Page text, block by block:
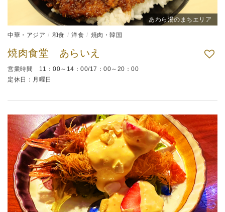
あわら湯のまちエリア
中華・アジア 和食 洋食 焼肉・韓国
焼肉食堂 あらいえ
営業時間 11：00～14：00/17：00～20：00
定休日：月曜日